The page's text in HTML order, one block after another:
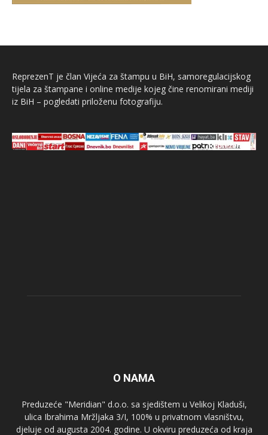
ReprezenT je član Vijeća za štampu u BiH, samoregulacijskog
tijela za štampane i online medije kojeg čine renomirani mediji
iz BiH – pogledati priloženu fotografiju.
O NAMA
Preduzeće "Meridian" d.o.o. sa sjedištem u Velikoj Kladuši,
ulica Ibrahima Mržljaka 3/I, 100% u privatnom vlasništvu,
djeluje od augusta 2004. godine. U okviru preduzeća od kraja